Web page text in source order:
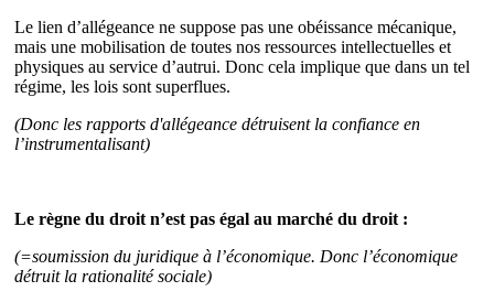
Le lien d’allégeance ne suppose pas une obéissance mécanique,
mais une mobilisation de toutes nos ressources intellectuelles et
physiques au service d’autrui. Donc cela implique que dans un tel
régime, les lois sont superflues.
(Donc les rapports d'allégeance détruisent la confiance en
l’instrumentalisant)
Le règne du droit n’est pas égal au marché du droit :
(=soumission du juridique à l’économique. Donc l’économique
détruit la rationalité sociale)